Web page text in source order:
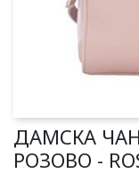
ДАМСКА
РОЗОВО -